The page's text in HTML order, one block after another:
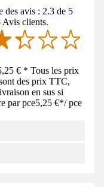
des avis : 2.3 de 5
Avis clients.
€ * Tous les prix
des prix TTC,
en sus si
par pce5,25 €*/ pce